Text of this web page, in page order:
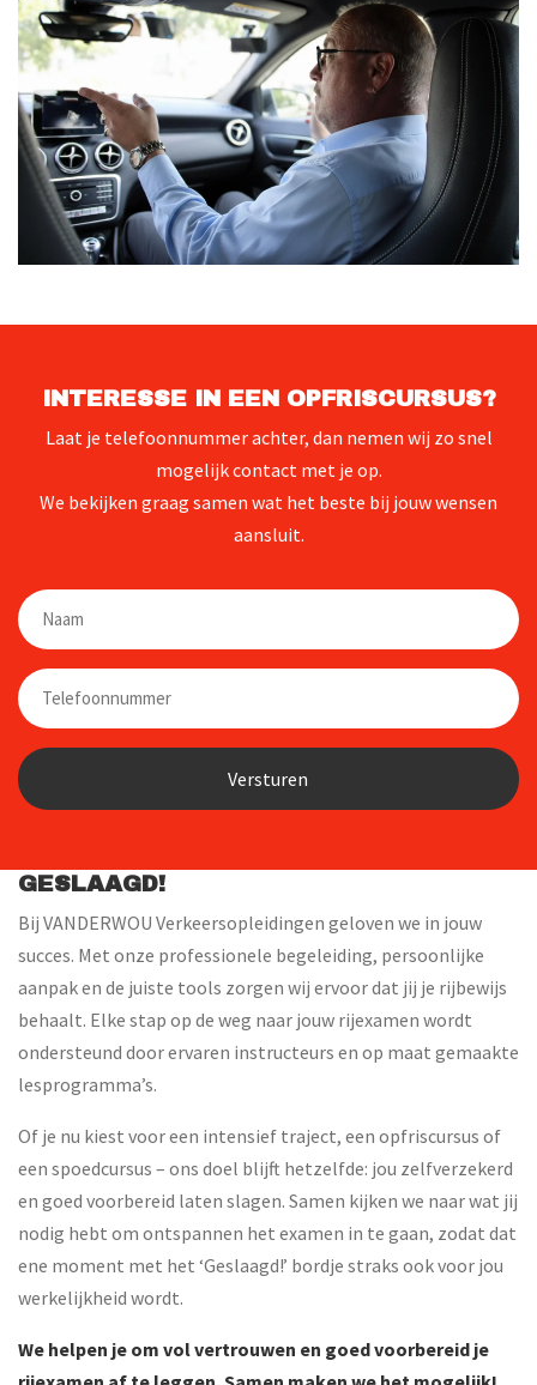
INTERESSE IN EEN OPFRISCURSUS?
Laat je telefoonnummer achter, dan nemen wij zo snel
mogelijk contact met je op.
We bekijken graag samen wat het beste bij jouw wensen
aansluit.
GESLAAGD!
Bij VANDERWOU Verkeersopleidingen geloven we in jouw
succes. Met onze professionele begeleiding, persoonlijke
aanpak en de juiste tools zorgen wij ervoor dat jij je rijbewijs
behaalt. Elke stap op de weg naar jouw rijexamen wordt
ondersteund door ervaren instructeurs en op maat gemaakte
lesprogramma’s.
Of je nu kiest voor een intensief traject, een opfriscursus of
een spoedcursus – ons doel blijft hetzelfde: jou zelfverzekerd
en goed voorbereid laten slagen. Samen kijken we naar wat jij
nodig hebt om ontspannen het examen in te gaan, zodat dat
ene moment met het ‘Geslaagd!’ bordje straks ook voor jou
werkelijkheid wordt.
We helpen je om vol vertrouwen en goed voorbereid je